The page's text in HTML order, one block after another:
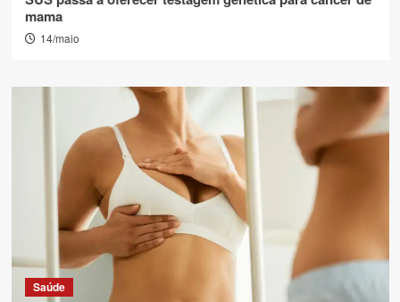
mama
14/maio
Saúde